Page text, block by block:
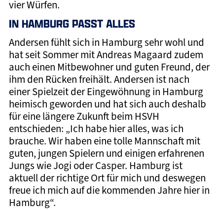
vier Würfen.
IN HAMBURG PASST ALLES
Andersen fühlt sich in Hamburg sehr wohl und
hat seit Sommer mit Andreas Magaard zudem
auch einen Mitbewohner und guten Freund, der
ihm den Rücken freihält. Andersen ist nach
einer Spielzeit der Eingewöhnung in Hamburg
heimisch geworden und hat sich auch deshalb
für eine längere Zukunft beim HSVH
entschieden: „Ich habe hier alles, was ich
brauche. Wir haben eine tolle Mannschaft mit
guten, jungen Spielern und einigen erfahrenen
Jungs wie Jogi oder Casper. Hamburg ist
aktuell der richtige Ort für mich und deswegen
freue ich mich auf die kommenden Jahre hier in
Hamburg“.